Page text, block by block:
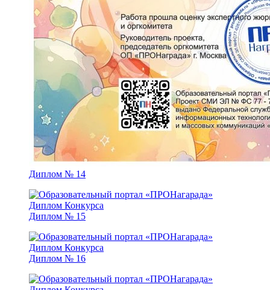
Диплом № 14
Диплом № 15
Диплом № 16